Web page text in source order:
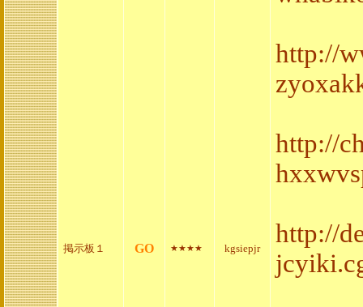
掲示板１ GO ★★★★ kgsiepjr
http://
http://
http://